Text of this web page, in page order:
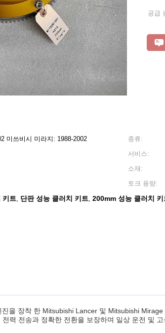
공급
미쓰비시 미라지: 1988-2002 종류:
서비스:
소재:
토크 용량:
키트, 단판 성능 클러치 키트, 200mm 성능 클러치 키
을 장착 한 Mitsubishi Lancer 및 Mitsubishi
력 전송과 정확한 전환을 보장하며 일상 운전 및 고